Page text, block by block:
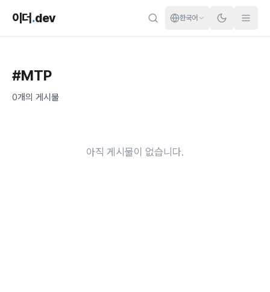
이더 .dev 한국어
#MTP
0개의 게시물
아직 게시물이 없습니다.